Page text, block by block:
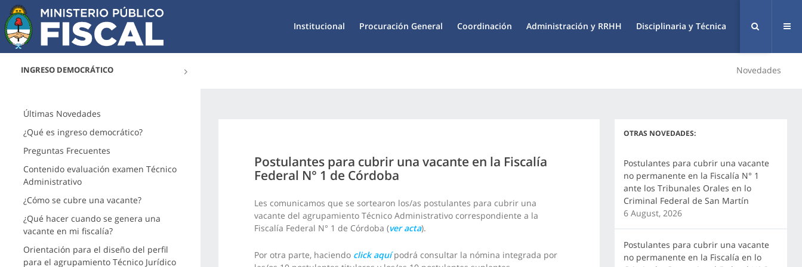
Institucional Procuración General Coordinación Administración y RRHH Disciplinaria y Técnica
INGRESO DEMOCRÁTICO Novedades
Últimas Novedades
¿Qué es ingreso democrático?
Preguntas Frecuentes
Contenido evaluación examen Técnico
Administrativo
¿Cómo se cubre una vacante?
¿Qué hacer cuando se genera una
vacante en mi fiscalía?
Orientación para el diseño del perfil
para el agrupamiento Técnico Jurídico
Postulantes para cubrir una vacante en la Fiscalía
Federal N° 1 de Córdoba
Les comunicamos que se sortearon los/as postulantes para cubrir una
vacante del agrupamiento Técnico Administrativo correspondiente a la
Fiscalía Federal N° 1 de Córdoba (ver acta).
Por otra parte, haciendo click aquí podrá consultar la nómina integrada por
OTRAS NOVEDADES:
Postulantes para cubrir una vacante
no permanente en la Fiscalía N° 1
ante los Tribunales Orales en lo
Criminal Federal de San Martín
6 August, 2026
Postulantes para cubrir una vacante
no permanente en la Fiscalía en lo